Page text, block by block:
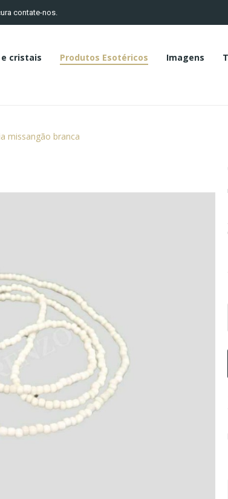
contate-nos.
e cristais Produtos Esotéricos Imagens
missangão branca